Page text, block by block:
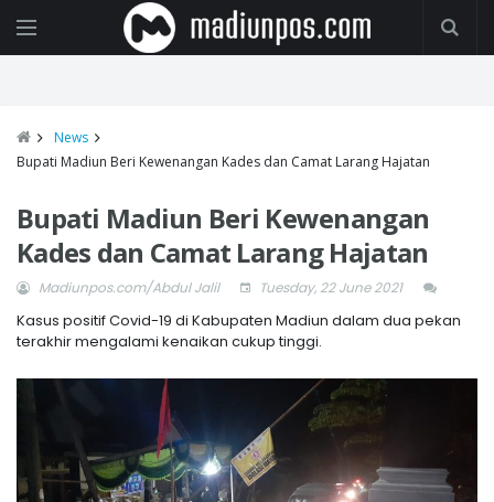
News
Bupati Madiun Beri Kewenangan Kades dan Camat Larang Hajatan
Bupati Madiun Beri Kewenangan
Kades dan Camat Larang Hajatan
Madiunpos.com/Abdul Jalil Tuesday, 22 June 2021
Kasus positif Covid-19 di Kabupaten Madiun dalam dua pekan
terakhir mengalami kenaikan cukup tinggi.